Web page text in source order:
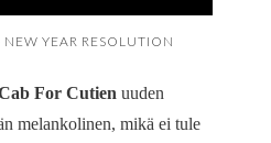
YEAR RESOLUTION
For Cutien uuden
melankolinen, mikä ei tule